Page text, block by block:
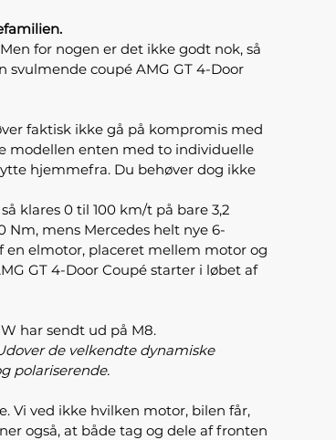
for nogen er det ikke godt nok, så
svulmende coupé AMG GT 4-Door
faktisk ikke gå på kompromis med
modellen enten med to individuelle
hjemmefra. Du behøver dog ikke
klares 0 til 100 km/t på bare 3,2
mens Mercedes helt nye 6-
en elmotor, placeret mellem motor og
GT 4-Door Coupé starter i løbet af
har sendt ud på M8.
de velkendte dynamiske
polariserende.
Vi ved ikke hvilken motor, bilen får,
også, at både tag og dele af fronten